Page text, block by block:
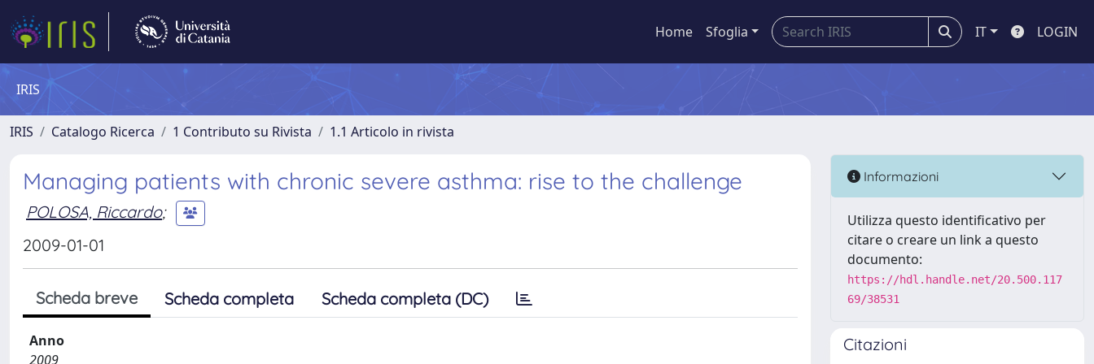
Home Sfoglia IT LOGIN
IRIS
IRIS Catalogo Ricerca 1 Contributo su Rivista 1.1 Articolo in rivista
Managing patients with chronic severe asthma: rise to the challenge
POLOSA, Riccardo;
2009-01-01
Scheda breve Scheda completa Scheda completa (DC)
Anno
2009
Informazioni
Utilizza questo identificativo per
citare o creare un link a questo
documento:
https://hdl.handle.net/20.500.117
69/38531
Citazioni